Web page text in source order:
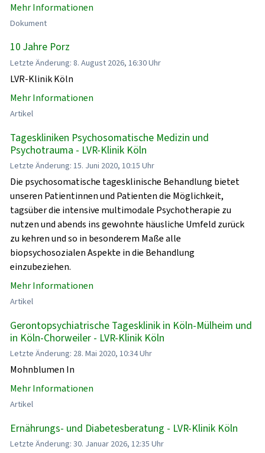
Mehr Informationen
Dokument
10 Jahre Porz
Letzte Änderung: 8. August 2026, 16:30 Uhr
LVR-Klinik Köln
Mehr Informationen
Artikel
Tageskliniken Psychosomatische Medizin und
Psychotrauma - LVR-Klinik Köln
Letzte Änderung: 15. Juni 2020, 10:15 Uhr
Die psychosomatische tagesklinische Behandlung bietet
unseren Patientinnen und Patienten die Möglichkeit,
tagsüber die intensive multimodale Psychotherapie zu
nutzen und abends ins gewohnte häusliche Umfeld zurück
zu kehren und so in besonderem Maße alle
biopsychosozialen Aspekte in die Behandlung
einzubeziehen.
Mehr Informationen
Artikel
Gerontopsychiatrische Tagesklinik in Köln-Mülheim und
in Köln-Chorweiler - LVR-Klinik Köln
Letzte Änderung: 28. Mai 2020, 10:34 Uhr
Mohnblumen In
Mehr Informationen
Artikel
Ernährungs- und Diabetesberatung - LVR-Klinik Köln
Letzte Änderung: 30. Januar 2026, 12:35 Uhr